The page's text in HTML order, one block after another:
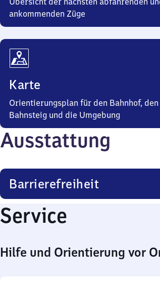
ankommenden Züge
Karte
Orientierungsplan für den Bahnhof, den
Bahnsteig und die Umgebung
Ausstattung
Barrierefreiheit
Service
Hilfe und Orientierung vor